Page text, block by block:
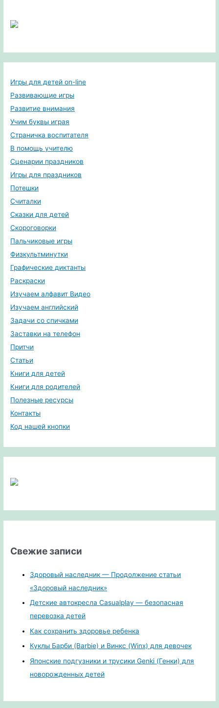
Игры для детей on-line
Развивающие игры
Развитие внимания
Учим буквы играя
Страничка воспитателя
В помощь учителю
Сценарии праздников
Игры для праздников
Потешки
Считалки
Сказки для детей
Скороговорки
Пальчиковые игры
Физкультминутки
Графические диктанты
Раскраски
Изучаем алфавит Видео
Изучаем английский
Задачи со спичками
Заставки на телефон
Притчи
Статьи
Книги для детей
Книги для родителей
Полезные ресурсы
Контакты
Код нашей кнопки
Свежие записи
Здоровый наследник — Продолжение статьи
«Здоровый наследник»
Детские автокресла Casualplay — безопасная
перевозка детей
Как сохранить здоровье ребенка
Куклы Барби (Barbie) и Винкс (Winx) для девочек
Японские подгузники и трусики Genki (Генки) для
новорожденных детей